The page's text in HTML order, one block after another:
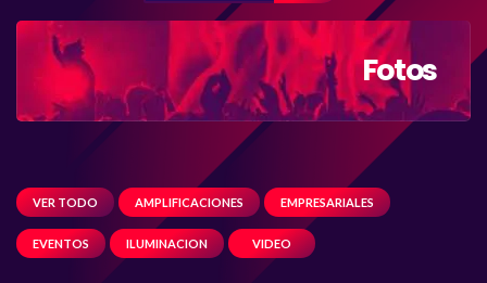
Fotos
VER TODO AMPLIFICACIONES EMPRESARIALES
EVENTOS ILUMINACION VIDEO